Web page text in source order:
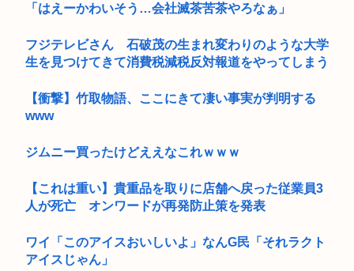
「はえーかわいそう…会社滅茶苦茶やろなぁ」
フジテレビさん 石破茂の生まれ変わりのような大学
生を見つけてきて消費税減税反対報道をやってしまう
【衝撃】竹取物語、ここにきて凄い事実が判明する
www
ジムニー買ったけどええなこれｗｗｗ
【これは重い】貴重品を取りに店舗へ戻った従業員3
人が死亡 オンワードが再発防止策を発表
ワイ「このアイスおいしいよ」なんG民「それラクト
アイスじゃん」